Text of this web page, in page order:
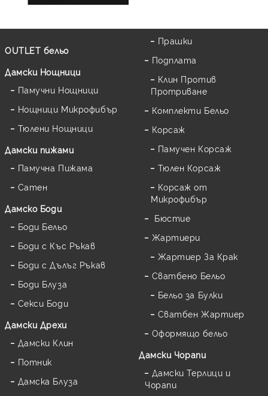
OUTLET бельо
Дамски Нощници
Памучни Нощници
Нощници Микрофибър
Тюлени Нощници
Дамски пижами
Памучна Пижама
Сатен
Дамскo Боди
Боди Бельо
Боди с Къс Ръкав
Боди с Дълъг Ръкав
Боди Блуза
Секси Боди
Дамски Дрехи
Дамски Клин
Потник
Дамска Блуза
Прашки
Подплата
Клин Против
Протриване
Комплекти Бельо
Корсаж
Памучен Корсаж
Тюлен Корсаж
Корсаж от
Микрофибър
Бюстие
Жартиери
Жартиер За Крак
Сватбено Бельо
Бельо за Булки
Сватбен Жартиер
Оформящо бельо
Дамски Чорапи
Дамски Терлици и
Чорапи